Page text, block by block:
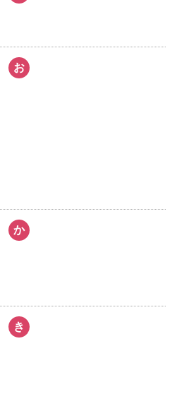
お
か
き